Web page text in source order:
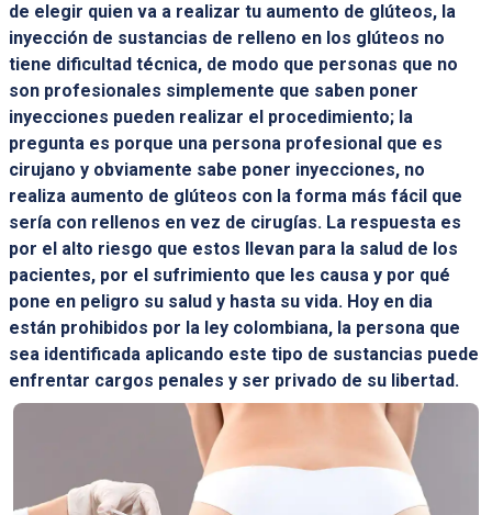
de elegir quien va a realizar tu aumento de glúteos, la
inyección de sustancias de relleno en los glúteos no
tiene dificultad técnica, de modo que personas que no
son profesionales simplemente que saben poner
inyecciones pueden realizar el procedimiento; la
pregunta es porque una persona profesional que es
cirujano y obviamente sabe poner inyecciones, no
realiza aumento de glúteos con la forma más fácil que
sería con rellenos en vez de cirugías. La respuesta es
por el alto riesgo que estos llevan para la salud de los
pacientes, por el sufrimiento que les causa y por qué
pone en peligro su salud y hasta su vida. Hoy en dia
están prohibidos por la ley colombiana, la persona que
sea identificada aplicando este tipo de sustancias puede
enfrentar cargos penales y ser privado de su libertad.